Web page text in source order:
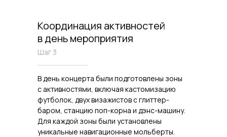
Координация активностей
в день мероприятия
Шаг 3
В день концерта были подготовлены зоны
с активностями, включая кастомизацию
футболок, двух визажистов с глиттер-
баром, станцию поп-корна и дэнс-машину.
Для каждой зоны были установлены
уникальные навигационные мольберты.